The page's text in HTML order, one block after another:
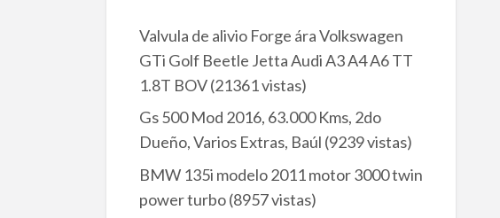
Valvula de alivio Forge ára Volkswagen
GTi Golf Beetle Jetta Audi A3 A4 A6 TT
1.8T BOV(21361 vistas)
Gs 500 Mod 2016, 63.000 Kms, 2do
Dueño, Varios Extras, Baúl (9239 vistas)
BMW 135i modelo 2011 motor 3000 twin
power turbo(8957 vistas)